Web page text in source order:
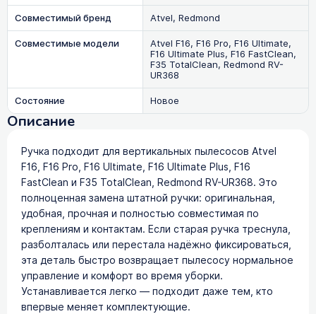
Совместимый бренд
Atvel, Redmond
Совместимые модели
Atvel F16, F16 Pro, F16 Ultimate,
F16 Ultimate Plus, F16 FastClean,
F35 TotalClean, Redmond RV-
UR368
Состояние
Новое
Описание
Ручка подходит для вертикальных пылесосов Atvel
F16, F16 Pro, F16 Ultimate, F16 Ultimate Plus, F16
FastClean и F35 TotalClean, Redmond RV-UR368. Это
полноценная замена штатной ручки: оригинальная,
удобная, прочная и полностью совместимая по
креплениям и контактам. Если старая ручка треснула,
разболталась или перестала надёжно фиксироваться,
эта деталь быстро возвращает пылесосу нормальное
управление и комфорт во время уборки.
Устанавливается легко — подходит даже тем, кто
впервые меняет комплектующие.